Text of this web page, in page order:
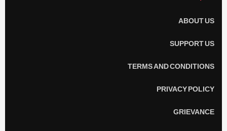
ABOUT US
SUPPORT US
TERMS AND CONDITIONS
PRIVACY POLICY
GRIEVANCE